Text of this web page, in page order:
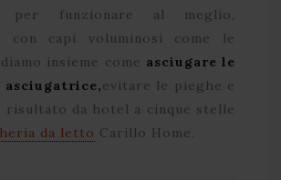
per funzionare al meglio,
con capi voluminosi come le
insieme come asciugare le
evitare le pieghe e
risultato da hotel a cinque stelle
da letto Carillo Home.